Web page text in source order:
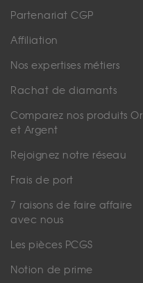
Partenariat CGP
Affiliation
Nos expertises métiers
Rachat de diamants
Comparez nos produits Or
et Argent
Rejoignez notre réseau
Frais de port
7 raisons de faire affaire
avec nous
Les pièces PCGS
Notion de prime